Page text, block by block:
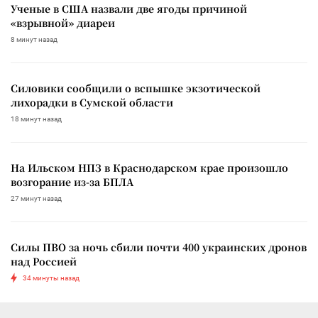
Ученые в США назвали две ягоды причиной
«взрывной» диареи
8 минут назад
Силовики сообщили о вспышке экзотической
лихорадки в Сумской области
18 минут назад
На Ильском НПЗ в Краснодарском крае произошло
возгорание из-за БПЛА
27 минут назад
Силы ПВО за ночь сбили почти 400 украинских дронов
над Россией
34 минуты назад